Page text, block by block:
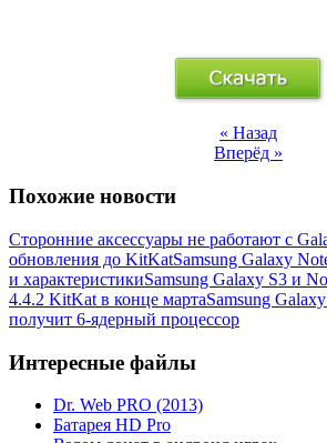
« Назад
Вперёд »
Похожие новости
Сторонние аксессуары не работают с
обновления до KitKatSamsung Galaxy
и характеристикиSamsung Galaxy S3 и
4.4.2 KitKat в конце мартаSamsung
получит 6-ядерный процессор
Интересные файлы
Dr. Web PRO (2013)
Батарея HD Pro